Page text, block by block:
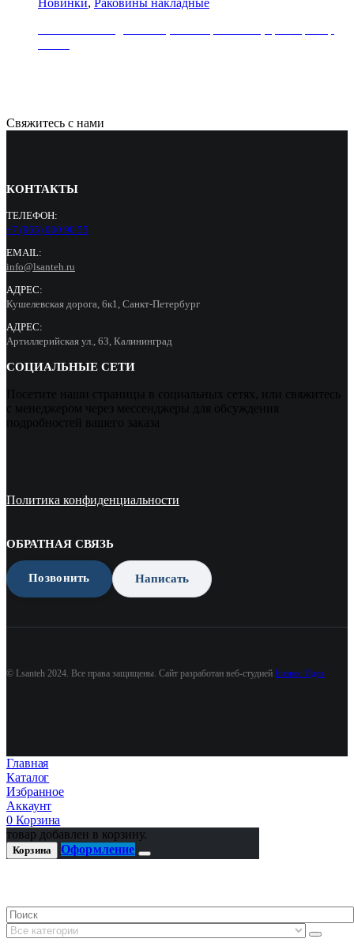
Свяжитесь с нами
КОНТАКТЫ
ТЕЛЕФОН:
+7 (965) 000 90 55
EMAIL:
info@lsanteh.ru
АДРЕС:
Кушелевская дорога, 6к1, Санкт-Петербург
АДРЕС:
Артиллерийская ул., 63, Калининград
СОЦИАЛЬНЫЕ СЕТИ
Посетите наши страницы в социальных сетях, или свяжитесь
с менеджером через мессенджеры для обсуждения
подробностей вашего заказа
Политика конфиденциальности
ОБРАТНАЯ СВЯЗЬ
Позвонить Написать
© Lsanteh 2024. Все права защищены. Сайт разработан веб-студией Бизнес Идея
Главная
Каталог
Избранное
Аккаунт
0 Корзина
товар добавлен в корзину.
Корзина Оформление